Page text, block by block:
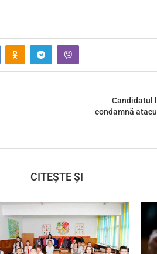
Candidatul
condamnă
CITEȘTE ȘI